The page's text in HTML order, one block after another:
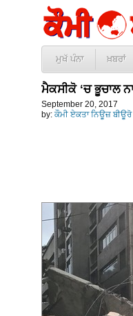
ਮੁਖੱ ਪੰਨਾ ਖ਼ਬਰਾਂ
ਮੈਕਸੀਕੋ ‘ਚ ਭੂਚਾਲ
September 20, 2017
by: ਕੌਮੀ ਏਕਤਾ ਨਿਊਜ਼ ਬੀਊਰੋ